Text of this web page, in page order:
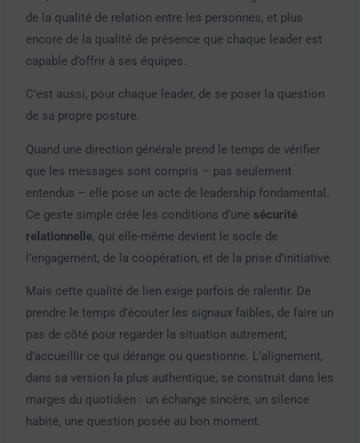
de la qualité de relation entre les personnes, et plus
encore de la qualité de présence que chaque leader est
capable d’offrir à ses équipes.
C’est aussi, pour chaque leader, de se poser la question
de sa propre posture.
Quand une direction générale prend le temps de vérifier
que les messages sont compris – pas seulement
entendus – elle pose un acte de leadership fondamental.
Ce geste simple crée les conditions d’une sécurité
relationnelle, qui elle-même devient le socle de
l’engagement, de la coopération, et de la prise d’initiative.
Mais cette qualité de lien exige parfois de ralentir. De
prendre le temps d’écouter les signaux faibles, de faire un
pas de côté pour regarder la situation autrement,
d’accueillir ce qui dérange ou questionne. L’alignement,
dans sa version la plus authentique, se construit dans les
marges du quotidien : un échange sincère, un silence
habité, une question posée au bon moment.